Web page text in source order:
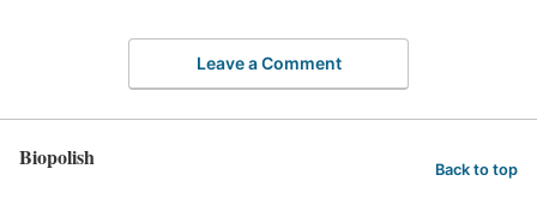
Leave a Comment
Biopolish Back to top